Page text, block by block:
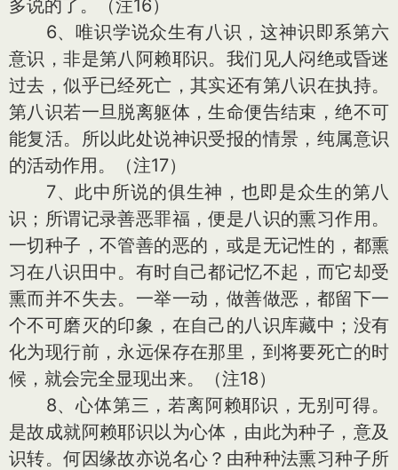
多说的了。（注16）
6、唯识学说众生有八识，这神识即系第六
意识，非是第八阿赖耶识。我们见人闷绝或昏迷
过去，似乎已经死亡，其实还有第八识在执持。
第八识若一旦脱离躯体，生命便告结束，绝不可
能复活。所以此处说神识受报的情景，纯属意识
的活动作用。（注17）
7、此中所说的俱生神，也即是众生的第八
识；所谓记录善恶罪福，便是八识的熏习作用。
一切种子，不管善的恶的，或是无记性的，都熏
习在八识田中。有时自己都记忆不起，而它却受
熏而并不失去。一举一动，做善做恶，都留下一
个不可磨灭的印象，在自己的八识库藏中；没有
化为现行前，永远保存在那里，到将要死亡的时
候，就会完全显现出来。（注18）
8、心体第三，若离阿赖耶识，无别可得。
是故成就阿赖耶识以为心体，由此为种子，意及
识转。何因缘故亦说名心？由种种法熏习种子所